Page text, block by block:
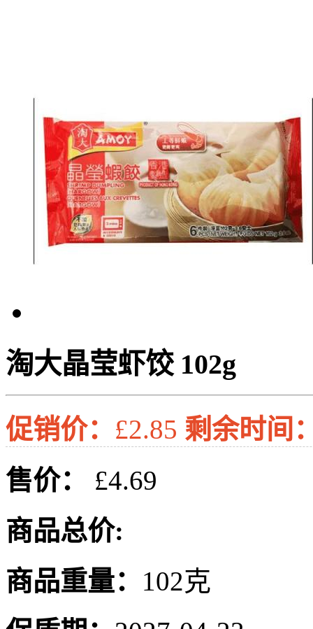
淘大晶莹虾饺 102g
促销价： £2.85 剩余时间
售价：
£4.69
商品总价:
商品重量： 102克